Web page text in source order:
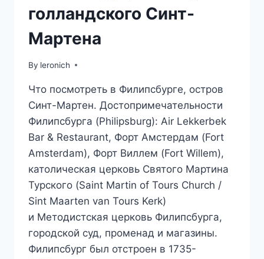
голландского Синт-
Мартена
By leronich
Что посмотреть в Филипсбурге, остров
Синт-Мартен. Достопримечательности
Филипсбурга (Philipsburg): Air Lekkerbek
Bar & Restaurant, Форт Амстердам (Fort
Amsterdam), Форт Виллем (Fort Willem),
католическая церковь Святого Мартина
Турского (Saint Martin of Tours Church /
Sint Maarten van Tours Kerk)
и Методистская церковь Филипсбурга,
городской суд, променад и магазины.
Филипсбург был отстроен в 1735-